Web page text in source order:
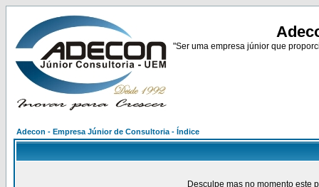
"Ser uma empresa júnior que
Adecon - Empresa Júnior de Consultoria - Índice
Desculpe mas no momento este